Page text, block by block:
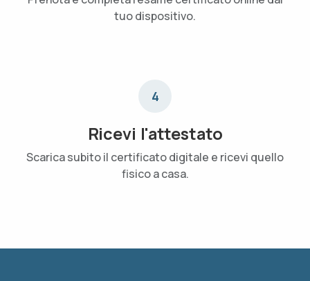
tuo dispositivo.
4
Ricevi l'attestato
Scarica subito il certificato digitale e ricevi quello
fisico a casa.